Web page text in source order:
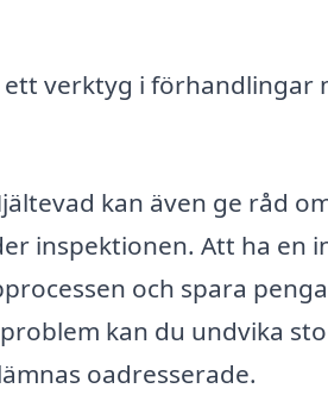
verktyg i förhandlingar
kan även ge råd
inspektionen. Att ha en
och spara
kan du undvika
oadresserade.